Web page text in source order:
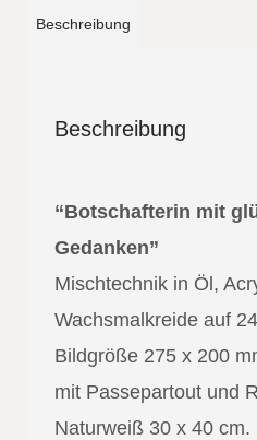
Beschreibung
Beschreibung
“Botschafterin mit
Gedanken”
Mischtechnik in Öl,
Wachsmalkreide auf
Bildgröße 275 x 200
mit Passepartout und
Naturweiß 30 x 40 cm.